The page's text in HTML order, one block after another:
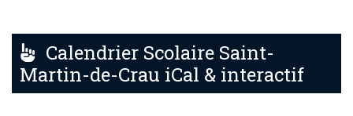
Calendrier Scolaire Saint-
Martin-de-Crau iCal & interactif